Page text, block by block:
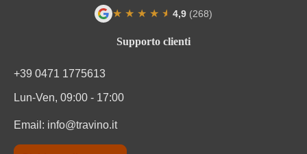
Residuo zuccherino
Tappo di bottiglia
Tipo di vino
Varietà di uva
Supporto clienti
+39 0471 1775613
Lun-Ven, 09:00 - 17:00
Email: info@travino.it
★ ★ ★ ★ ★
★ 4,9 (268)